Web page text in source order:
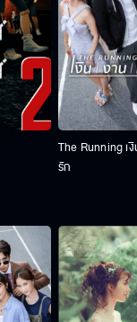
The Running เ
รัก